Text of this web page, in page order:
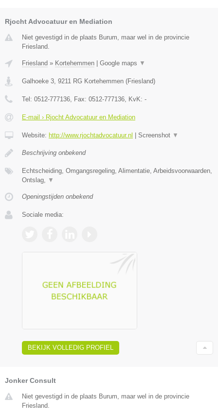
Rjocht Advocatuur en Mediation
Niet gevestigd in de plaats Burum, maar wel in de provincie
Friesland.
Friesland » Kortehemmen Google maps ▼
Galhoeke 3 9211 RG Kortehemmen (Friesland)
Tel: 0512-777136 , Fax: 0512-777136 , KvK: -
E-mail › Rjocht Advocatuur en Mediation
Website: http://www.rjochtadvocatuur.nl Screenshot ▼
Beschrijving onbekend
Echtscheiding, Omgangsregeling, Alimentatie, Arbeidsvoorwaarden,
Ontslag,
▼
Openingstijden onbekend
Sociale media:
BEKIJK VOLLEDIG PROFIEL
Jonker Consult
Niet gevestigd in de plaats Burum, maar wel in de provincie
Friesland.